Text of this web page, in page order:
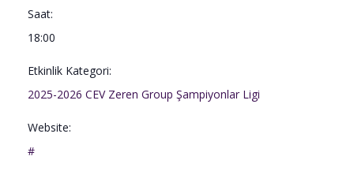
Saat:
18:00
Etkinlik Kategori:
2025-2026 CEV Zeren Group Şampiyonlar Ligi
Website:
#